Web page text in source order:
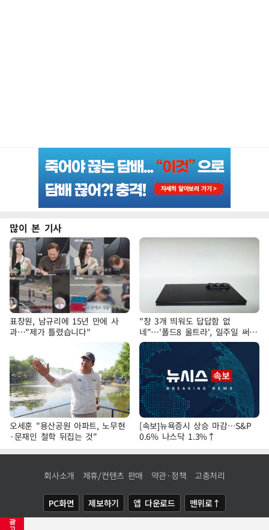
광
많이 본 기사
표창원, 남규리에 15년 만에 사
과…"제가 틀렸습니다"
"창 3개 띄워도 답답함 없
네"…'폴드8 울트라', 일주일 써보
니
오세훈 "용산공원 아파트, 노무현
·문재인 철학 뒤집는 것"
[속보]뉴욕증시 상승 마감…S&P
0.6% 나스닥 1.3%↑
회사소개 제휴/컨텐츠 판매 약관·정책 고충처리
PC화면 제보하기 앱 다운로드 맨위로↑